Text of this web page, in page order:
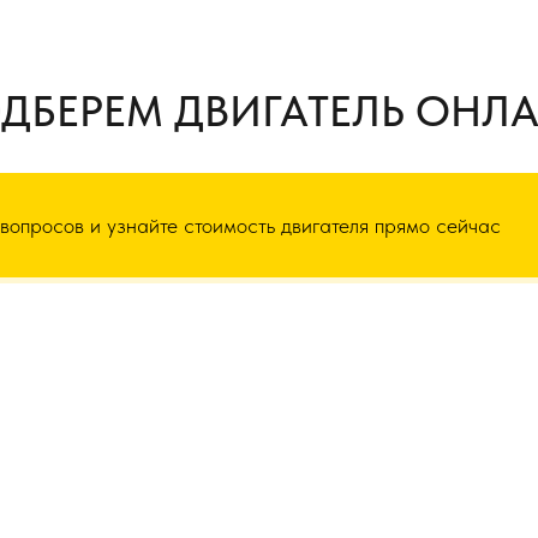
ДВИГАТЕЛЬ
и узнайте стоимость двигателя прямо сейчас